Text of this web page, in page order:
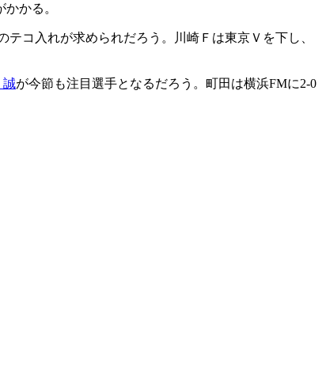
かかる。
コ入れが求められだろう。川崎Ｆは東京Ｖを下し、
誠が今節も注目選手となるだろう。町田は横浜FMに2-0